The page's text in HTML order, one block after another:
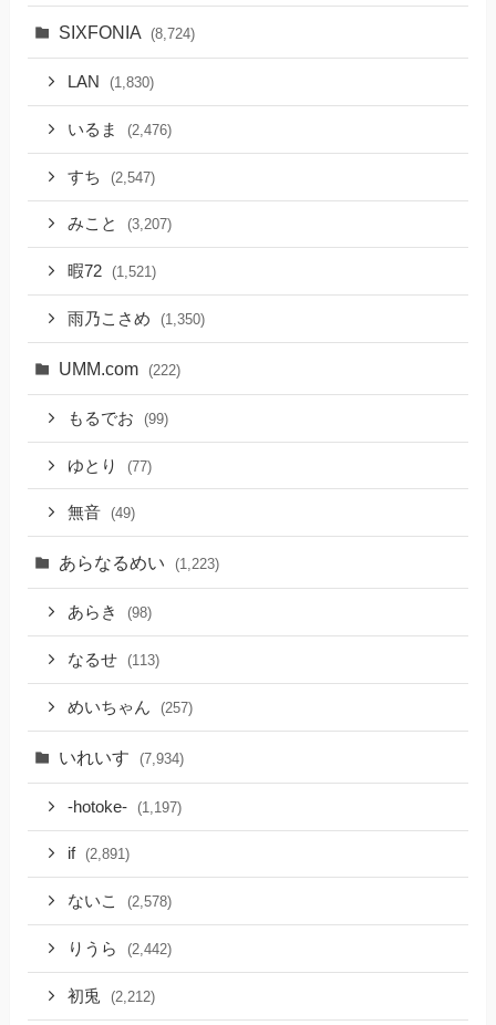
SIXFONIA (8,724)
LAN (1,830)
いるま (2,476)
すち (2,547)
みこと (3,207)
暇72 (1,521)
雨乃こさめ (1,350)
UMM.com (222)
もるでお (99)
ゆとり (77)
無音 (49)
あらなるめい (1,223)
あらき (98)
なるせ (113)
めいちゃん (257)
いれいす (7,934)
-hotoke- (1,197)
if (2,891)
ないこ (2,578)
りうら (2,442)
初兎 (2,212)